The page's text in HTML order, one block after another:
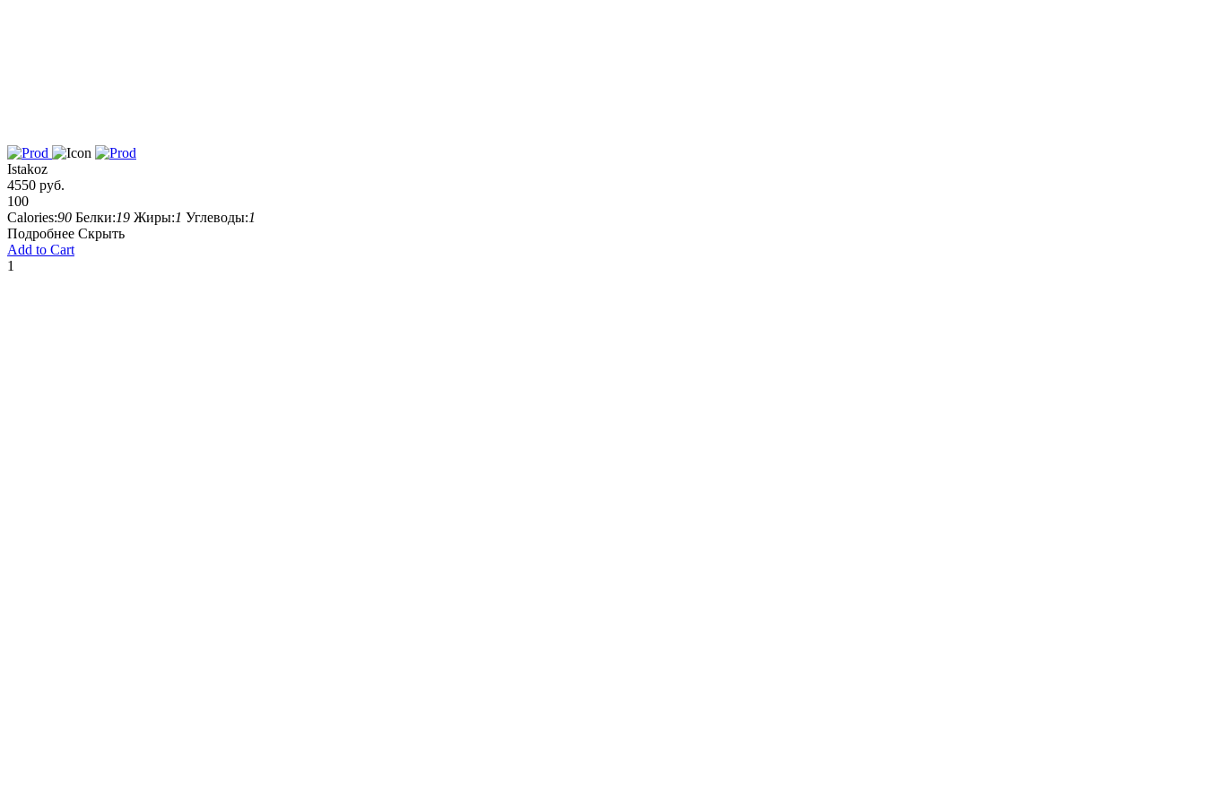
Istakoz
4550 руб.
100
Calories:90 Белки:19 Жиры:1 Углеводы:1
Подробнее Скрыть
Add to Cart
1